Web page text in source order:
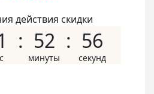
действия скидки
52 55